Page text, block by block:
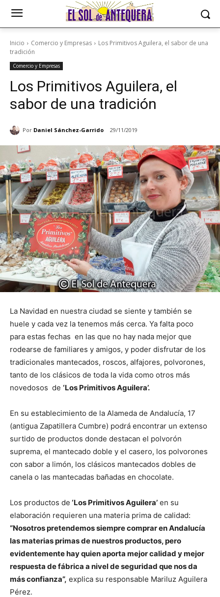
Inicio Comercio y Empresas
Los Primitivos Aguilera, el sabor de una
tradición
Comercio y Empresas
Los Primitivos Aguilera, el
sabor de una tradición
Por Daniel Sánchez-Garrido 29/11/2019
La Navidad en nuestra ciudad se siente y también se
huele y cada vez la tenemos más cerca. Ya falta poco
para estas fechas en las que no hay nada mejor que
rodearse de familiares y amigos, y poder disfrutar de los
tradicionales mantecados, roscos, alfajores, polvorones,
tanto de los clásicos de toda la vida como otros más
novedosos de ‘Los Primitivos Aguilera’.
En su establecimiento de la Alameda de Andalucía, 17
(antigua Zapatillera Cumbre) podrá encontrar un extenso
surtido de productos donde destacan el polvorón
suprema, el mantecado doble y el casero, los polvorones
con sabor a limón, los clásicos mantecados dobles de
canela o las mantecadas bañadas en chocolate.
Los productos de ‘Los Primitivos Aguilera’ en su
elaboración requieren una materia prima de calidad:
“Nosotros pretendemos siempre comprar en Andalucía
las materias primas de nuestros productos, pero
evidentemente hay quien aporta mejor calidad y mejor
respuesta de fábrica a nivel de seguridad que nos da
más confianza”, explica su responsable Mariluz Aguilera
Pérez.